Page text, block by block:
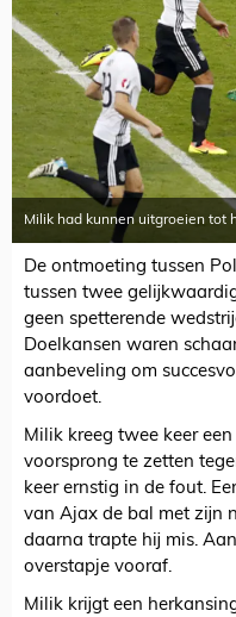
Milik had kunnen uitgroeien tot
De ontmoeting tussen
tussen twee
geen spetterende
Doelkansen waren
aanbeveling om
voordoet.
Milik kreeg twee keer
voorsprong te zetten
keer ernstig in de fout.
van Ajax de bal met zijn
daarna trapte hij mis.
overstapje vooraf.
Milik krijgt een